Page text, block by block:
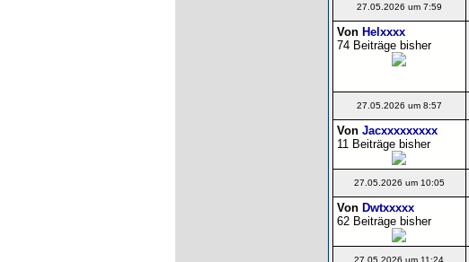
27.05.2026 um 7:59
Von Helxxxx
74 Beiträge bisher
27.05.2026 um 8:57
Von Jacxxxxxxxxx
11 Beiträge bisher
27.05.2026 um 10:05
Von Dwtxxxxx
62 Beiträge bisher
27.05.2026 um 11:24